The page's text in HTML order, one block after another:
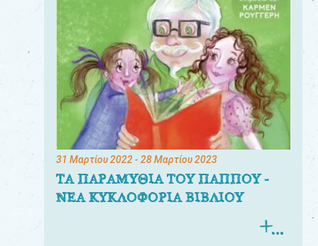
31 Μαρτίου 2022- 28 Μαρτίου 2023
ΤΑ ΠΑΡΑΜΥΘΙΑ ΤΟΥ ΠΑΠΠΟΥ -
ΝΕΑ ΚΥΚΛΟΦΟΡΙΑ ΒΙΒΛΙΟΥ